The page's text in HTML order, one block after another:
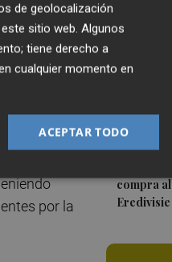
2Un gol
Levante
3 Nacho
4Foios se
Mario
compra
Eredivisie
en
derrota) y
División
tercera
por la
de geolocalización
sitio web. Algunos
tiene derecho a
cualquier momento en
ACEPTAR TODO